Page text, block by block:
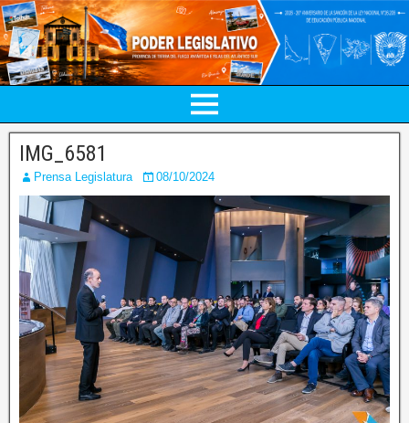
IMG_6581
Prensa Legislatura 08/10/2024